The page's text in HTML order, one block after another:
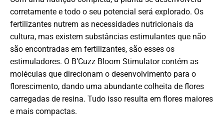
corretamente e todo o seu potencial será explorado. Os
fertilizantes nutrem as necessidades nutricionais da
cultura, mas existem substâncias estimulantes que não
são encontradas em fertilizantes, são esses os
estimuladores. O B’Cuzz Bloom Stimulator contém as
moléculas que direcionam o desenvolvimento para o
florescimento, dando uma abundante colheita de flores
carregadas de resina. Tudo isso resulta em flores maiores
e mais compactas.